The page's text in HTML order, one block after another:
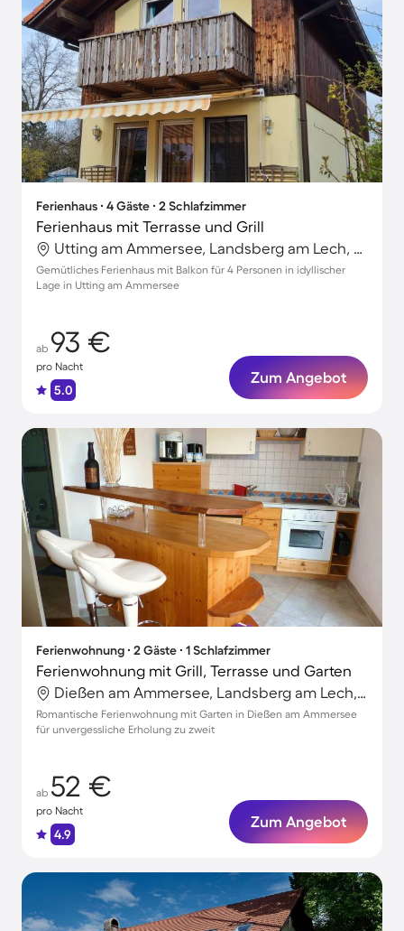
Ferienhaus ∙ 4 Gäste ∙ 2 Schlafzimmer
Ferienhaus mit Terrasse und Grill
Utting am Ammersee, Landsberg am Lech, Deutschland
Gemütliches Ferienhaus mit Balkon für 4 Personen in idyllischer
Lage in Utting am Ammersee
ab 93 €
pro Nacht
5.0
Zum Angebot
Ferienwohnung ∙ 2 Gäste ∙ 1 Schlafzimmer
Ferienwohnung mit Grill, Terrasse und Garten
Dießen am Ammersee, Landsberg am Lech, Deutschland
Romantische Ferienwohnung mit Garten in Dießen am Ammersee
für unvergessliche Erholung zu zweit
ab 52 €
pro Nacht
4.9
Zum Angebot